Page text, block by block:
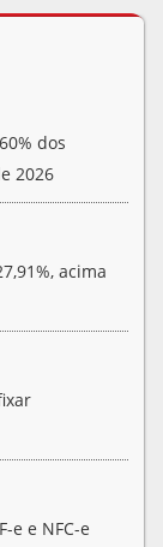
dos
2026
acima
e e NFC-e